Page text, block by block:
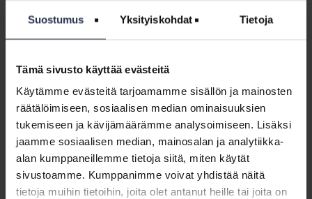
Suostumus Yksityiskohdat Tietoja
Tämä sivusto käyttää evästeitä
Käytämme evästeitä tarjoamamme sisällön ja mainosten
räätälöimiseen, sosiaalisen median ominaisuuksien
tukemiseen ja kävijämäärämme analysoimiseen. Lisäksi
jaamme sosiaalisen median, mainosalan ja analytiikka-
alan kumppaneillemme tietoja siitä, miten käytät
sivustoamme. Kumppanimme voivat yhdistää näitä
tietoja muihin tietoihin, joita olet antanut heille tai joita on
Kuutilon tuorein työnäyttö on Suomen ensimmäisen
energiaomavaraisen taloyhtiön, kirkkonummelaisen Sundsbergin
mittareilla tuotettua energiaa ja asuntokohtaisilla mittareilla
toteutunutta kulutusta.
– Asumiskulut jäävät noin 70 prosenttiin tavanomaiseen
kaukolämpökohteeseen verrattuna, kertoo yhtiön taloutta jo
rakennusvaiheesta asti hoitanut Kuutilo.
Kuutilo haluaa isännöitsijänä olla asiakkaan kohdattavissa ja
huomioida erilaiset osakkaat asuntosijoittajia myöten. Hän